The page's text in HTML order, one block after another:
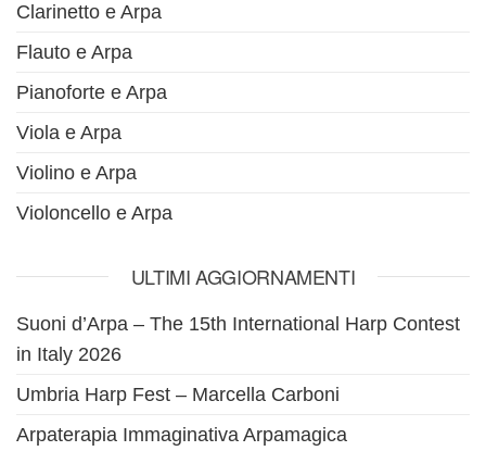
Clarinetto e Arpa
Flauto e Arpa
Pianoforte e Arpa
Viola e Arpa
Violino e Arpa
Violoncello e Arpa
ULTIMI AGGIORNAMENTI
Suoni d’Arpa – The 15th International Harp Contest
in Italy 2026
Umbria Harp Fest – Marcella Carboni
Arpaterapia Immaginativa Arpamagica